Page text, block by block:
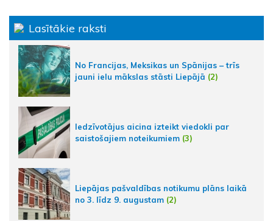
Lasītākie raksti
No Francijas, Meksikas un Spānijas – trīs
jauni ielu mākslas stāsti Liepājā (2)
Iedzīvotājus aicina izteikt viedokli par
saistošajiem noteikumiem (3)
Liepājas pašvaldības notikumu plāns laikā
no 3. līdz 9. augustam (2)